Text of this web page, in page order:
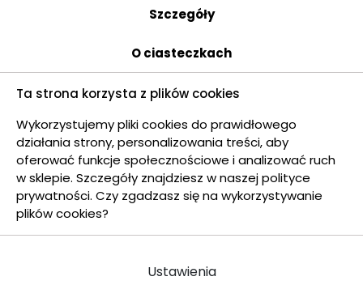
wydarzeń czy zadań w formie kalendarza. Widok
kalendarza może być modifkowany ze względu na
przedział czasu. Dostępne widoki to:
Miesięczny,
Tygodniowy,
Dniowy,
Lista.
Szczegóły
O ciasteczkach
Ta strona korzysta z plików cookies
Wykorzystujemy pliki cookies do prawidłowego
działania strony, personalizowania treści, aby
oferować funkcje społecznościowe i analizować ruch
w sklepie. Szczegóły znajdziesz w naszej polityce
prywatności. Czy zgadzasz się na wykorzystywanie
plików cookies?
Ustawienia